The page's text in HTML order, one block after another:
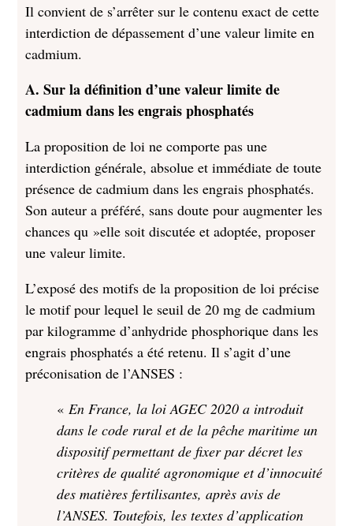
Il convient de s’arrêter sur le contenu exact de cette
interdiction de dépassement d’une valeur limite en
cadmium.
A. Sur la définition d’une valeur limite de
cadmium dans les engrais phosphatés
La proposition de loi ne comporte pas une
interdiction générale, absolue et immédiate de toute
présence de cadmium dans les engrais phosphatés.
Son auteur a préféré, sans doute pour augmenter les
chances qu »elle soit discutée et adoptée, proposer
une valeur limite.
L’exposé des motifs de la proposition de loi précise
le motif pour lequel le seuil de 20 mg de cadmium
par kilogramme d’anhydride phosphorique dans les
engrais phosphatés a été retenu. Il s’agit d’une
préconisation de l’ANSES :
«En France, la loi AGEC 2020 a introduit
dans le code rural et de la pêche maritime un
dispositif permettant de fixer par décret les
critères de qualité agronomique et d’innocuité
des matières fertilisantes, après avis de
l’ANSES. Toutefois, les textes d’application